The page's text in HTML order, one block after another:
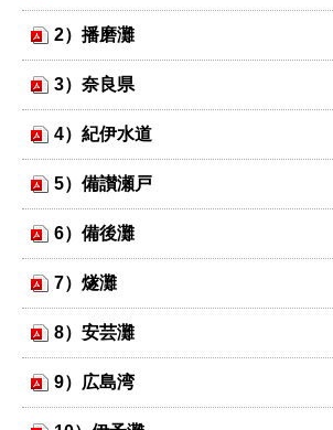
2）播磨灘
3）奈良県
4）紀伊水道
5）備讃瀬戸
6）備後灘
7）燧灘
8）安芸灘
9）広島湾